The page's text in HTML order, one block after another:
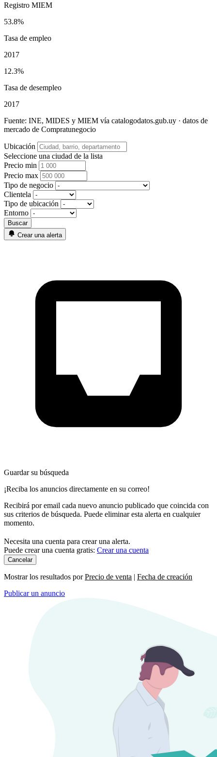
Registro MIEM
53.8%
Tasa de empleo
2017
12.3%
Tasa de desempleo
2017
Fuente: INE, MIDES y MIEM vía catalogodatos.gub.uy · datos de
mercado de Compratunegocio
Ubicación
Seleccione una ciudad de la lista
Precio min
Precio max
Tipo de negocio
Clientela
Tipo de ubicación
Entorno
Crear una alerta
Guardar su búsqueda
¡Reciba los anuncios directamente en su correo!
Recibirá por email cada nuevo anuncio publicado que coincida con
sus criterios de búsqueda. Puede eliminar esta alerta en cualquier
momento.
Necesita una cuenta para crear una alerta.
Puede crear una cuenta gratis: Crear una cuenta
Cancelar
Mostrar los resultados porPrecio de venta | Fecha de creación
Publicar un anuncio